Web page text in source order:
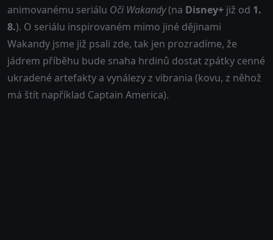
animovanému seriálu Oči Wakandy(na Disney+ již od 1.
8.). O seriálu inspirovaném mimo jiné dějinami
Wakandy jsme již psali zde, tak jen prozradíme, že
jádrem příběhu bude snaha hrdinů dostat zpátky cenné
ukradené artefakty a vynálezy z vibrania (kovu, z něhož
má štít například Captain America).